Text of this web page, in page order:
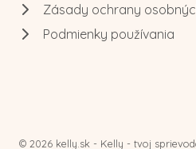
Zásady ochrany
Podmienky používania
© 2026 kelly.sk - Kelly - tvoj